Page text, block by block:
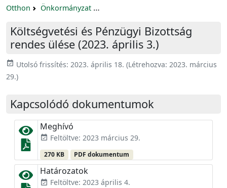
Otthon Önkormányzat
Költségvetési és Pénzügyi Bizottság
rendes ülése (2023. április 3.)
event_available Utolsó frissítés: 2023. április 18. (Létrehozva: 2023. március
29.)
Kapcsolódó dokumentumok
Meghívó
event_available Feltöltve: 2023 március 29.
270 KB PDF dokumentum
Határozatok
event_available Feltöltve: 2023 április 4.